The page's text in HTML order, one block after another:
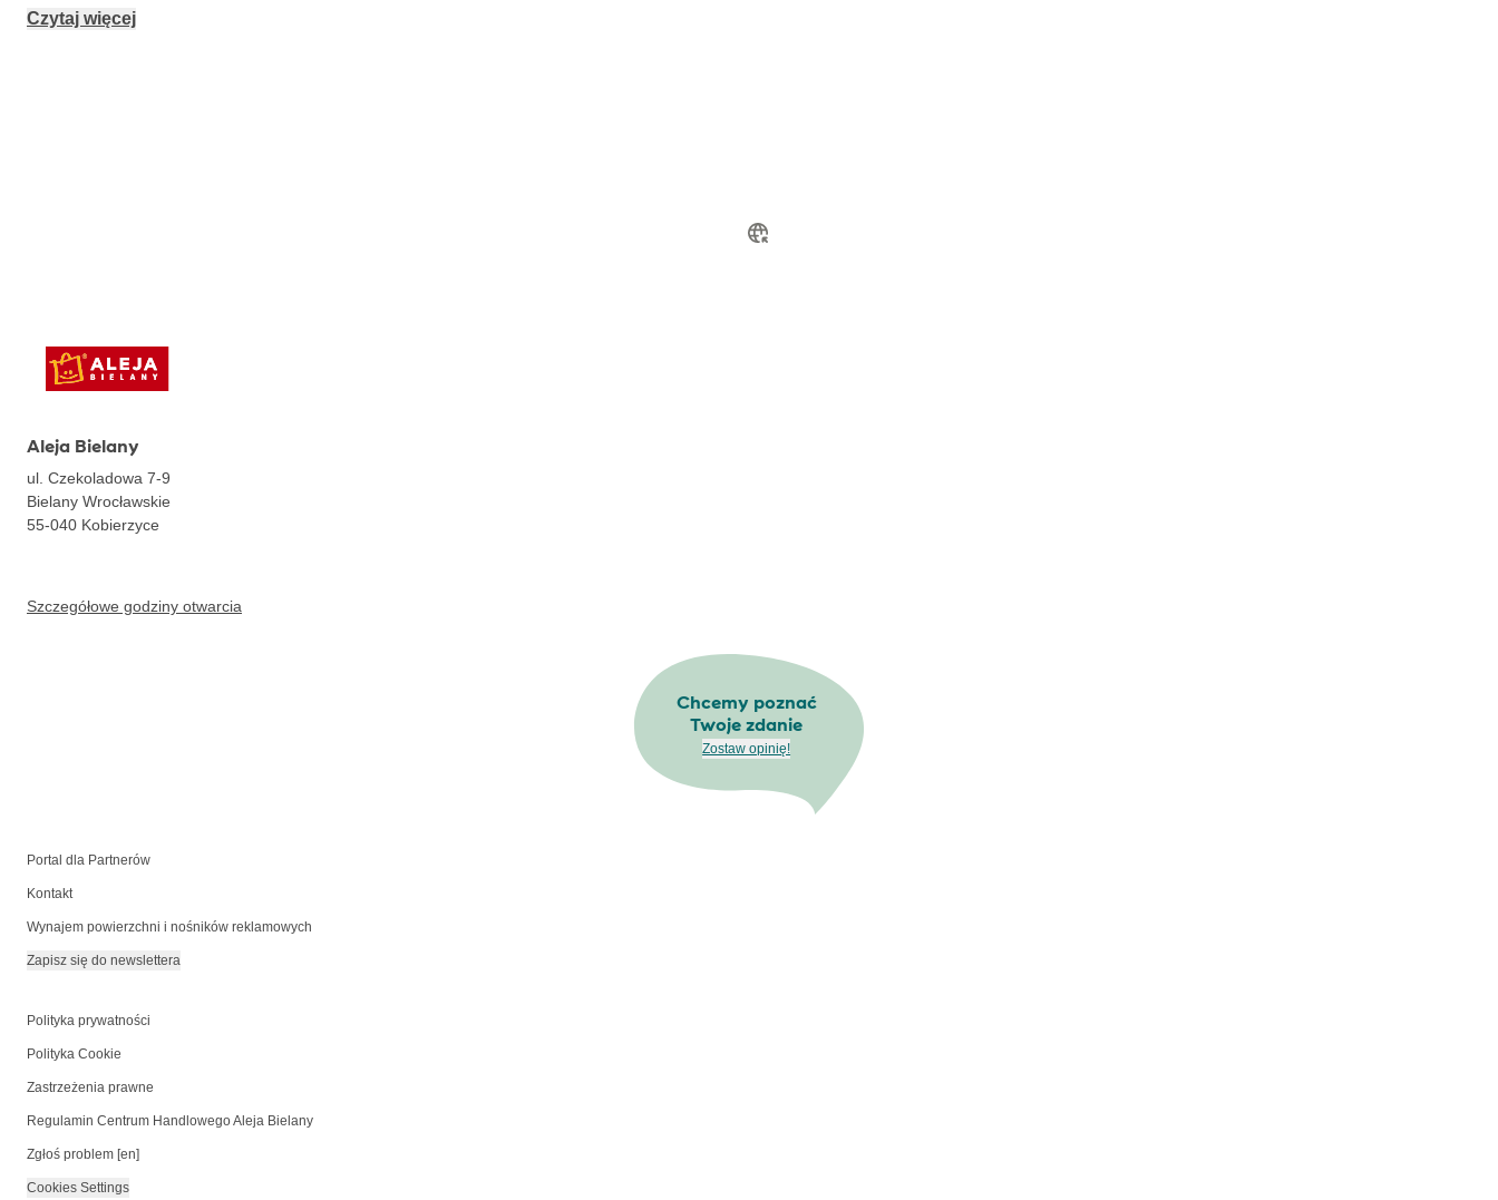
Czytaj więcej
Aleja Bielany
ul. Czekoladowa 7-9
Bielany Wrocławskie
55-040 Kobierzyce
Szczegółowe godziny otwarcia
Chcemy poznać
Twoje zdanie
Zostaw opinię!
Portal dla Partnerów
Kontakt
Wynajem powierzchni i nośników reklamowych
Zapisz się do newslettera
Polityka prywatności
Polityka Cookie
Zastrzeżenia prawne
Regulamin Centrum Handlowego Aleja Bielany
Zgłoś problem [en]
Cookies Settings